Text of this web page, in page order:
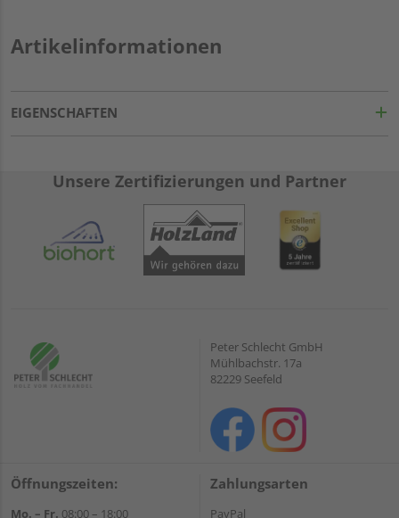
Artikelinformationen
EIGENSCHAFTEN
Unsere Zertifizierungen und Partner
Peter Schlecht GmbH
Mühlbachstr. 17a
82229 Seefeld
Öffnungszeiten:
Mo. – Fr. 08:00 – 18:00
Zahlungsarten
PayPal